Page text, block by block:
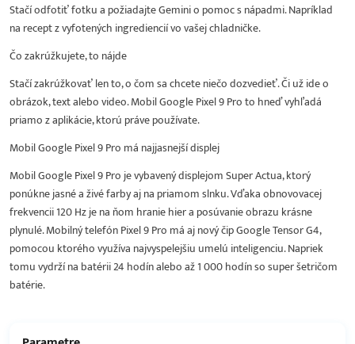
Stačí odfotiť fotku a požiadajte Gemini o pomoc s nápadmi. Napríklad
na recept z vyfotených ingrediencií vo vašej chladničke.
Čo zakrúžkujete, to nájde
Stačí zakrúžkovať len to, o čom sa chcete niečo dozvedieť. Či už ide o
obrázok, text alebo video. Mobil Google Pixel 9 Pro to hneď vyhľadá
priamo z aplikácie, ktorú práve používate.
Mobil Google Pixel 9 Pro má najjasnejší displej
Mobil Google Pixel 9 Pro je vybavený displejom Super Actua, ktorý
ponúkne jasné a živé farby aj na priamom slnku. Vďaka obnovovacej
frekvencii 120 Hz je na ňom hranie hier a posúvanie obrazu krásne
plynulé. Mobilný telefón Pixel 9 Pro má aj nový čip Google Tensor G4,
pomocou ktorého využíva najvyspelejšiu umelú inteligenciu. Napriek
tomu vydrží na batérii 24 hodín alebo až 1 000 hodín so super šetričom
batérie.